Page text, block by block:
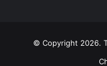
© Copyright 2026.